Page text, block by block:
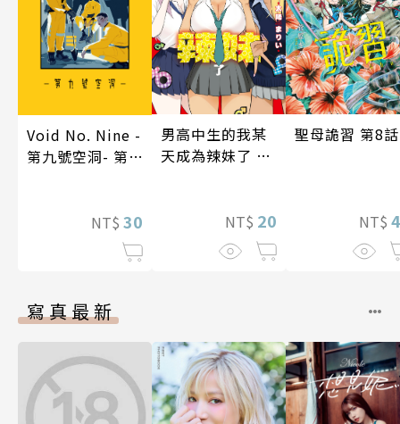
Void No. Nine -
第九號空洞- 第
NT$ 30
男高中生的我某
天成為辣妹了 第
NT$ 20
聖母詭習 第8話
NT$
寫真最新